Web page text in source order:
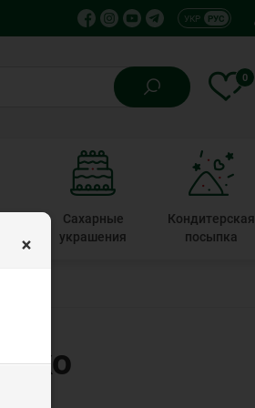
УКР РУС
0
Сахарные
украшения
Кондитерская
посыпка
×